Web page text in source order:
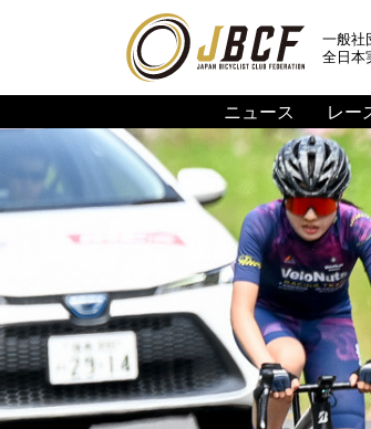
一般社
全日本
ニュース レー